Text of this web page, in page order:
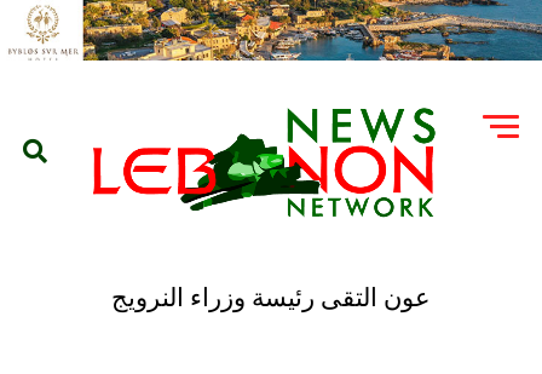
عون التقى رئيسة وزراء النرويج